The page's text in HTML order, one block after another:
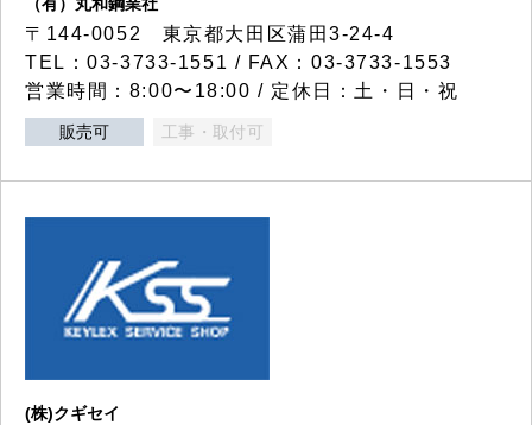
〒144-0052 東京都大田区蒲田3-24-4
TEL：03-3733-1551 / FAX：03-3733-1553
営業時間：8:00〜18:00 / 定休日：土・日・祝
販売可 工事・取付可
(株)クギセイ